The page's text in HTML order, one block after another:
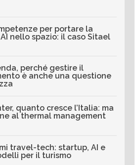
per portare la
nello spazio: il caso Sitael
perché gestire il
è anche una questione
quanto cresce l’Italia: ma
al thermal management
travel-tech: startup, AI e
per il turismo